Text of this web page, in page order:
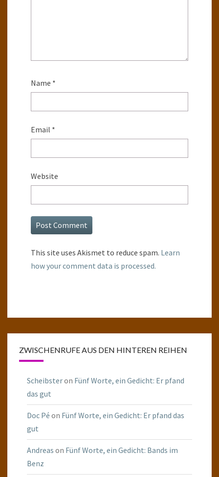
Name *
Email *
Website
This site uses Akismet to reduce spam. Learn
how your comment data is processed.
ZWISCHENRUFE AUS DEN HINTEREN REIHEN
Scheibsteron Fünf Worte, ein Gedicht: Er pfand
das gut
Doc Pé on Fünf Worte, ein Gedicht: Er pfand das
gut
Andreas on Fünf Worte, ein Gedicht: Bands im
Benz